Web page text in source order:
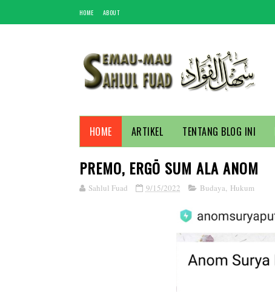
HOME ABOUT
HOME ARTIKEL TENTANG BLOG INI
PREMO, ERGŌ SUM ALA ANOM
Sahlul Fuad 9/15/2022 Budaya, Hukum